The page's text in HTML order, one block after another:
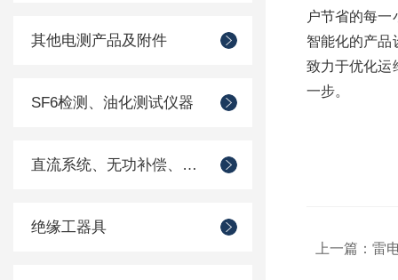
其他电测产品及附件
SF6检测、油化测试仪器
直流系统、无功补偿、电池电机检测仪器
绝缘工器具
户节省的每
智能化的产品
致力于优化运
一步。
上一篇： 雷电